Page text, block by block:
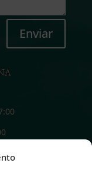
Enviar